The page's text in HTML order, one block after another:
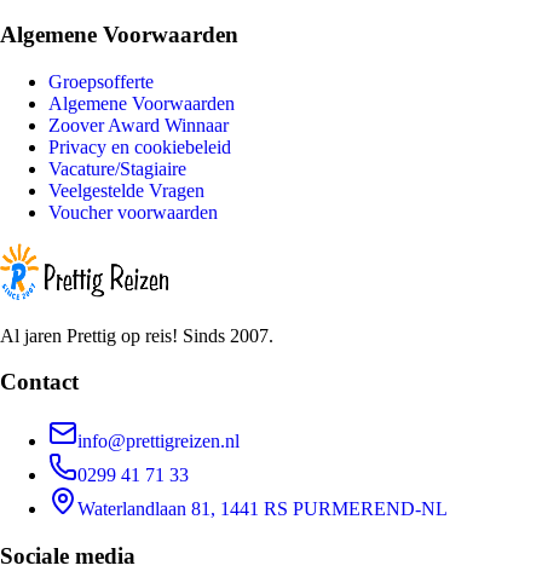
Algemene Voorwaarden
Groepsofferte
Algemene Voorwaarden
Zoover Award Winnaar
Privacy en cookiebeleid
Vacature/Stagiaire
Veelgestelde Vragen
Voucher voorwaarden
Al jaren Prettig op reis! Sinds 2007.
Contact
info@prettigreizen.nl
0299 41 71 33
Waterlandlaan 81, 1441 RS PURMEREND-NL
Sociale media